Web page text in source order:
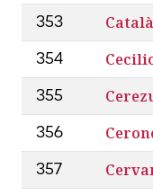
353
354
355
356
357